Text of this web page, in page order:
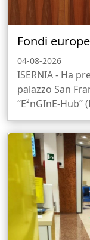
Fondi
04-08-2026
ISERNIA - Ha
palazzo San
“E²nGInE-Hub”